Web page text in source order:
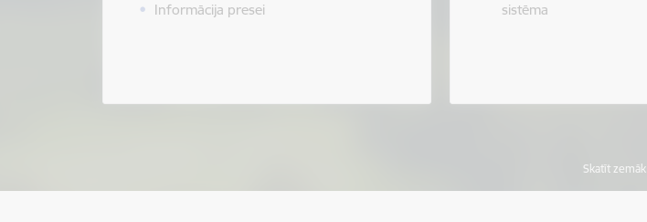
Informācija presei
sistēma
Skatīt zemāk